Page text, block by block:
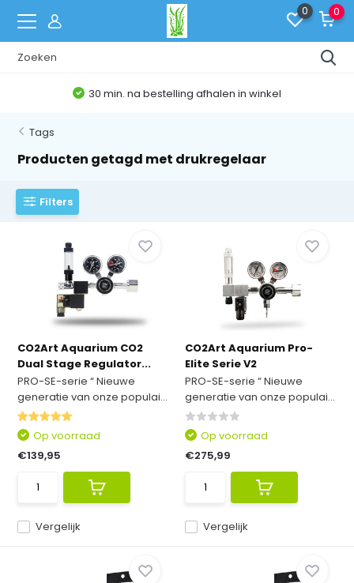
0 0
30 min. na bestelling afhalen in winkel
Tags
Producten getagd met drukregelaar
Filters
CO2Art Aquarium CO2
Dual Stage Regulator...
PRO-SE-serie “ Nieuwe
generatie van onze populai...
Vergelijk
Op voorraad
€139,95
CO2Art Aquarium Pro-
Elite Serie V2
PRO-SE-serie “ Nieuwe
generatie van onze populai...
Vergelijk
Op voorraad
€275,99